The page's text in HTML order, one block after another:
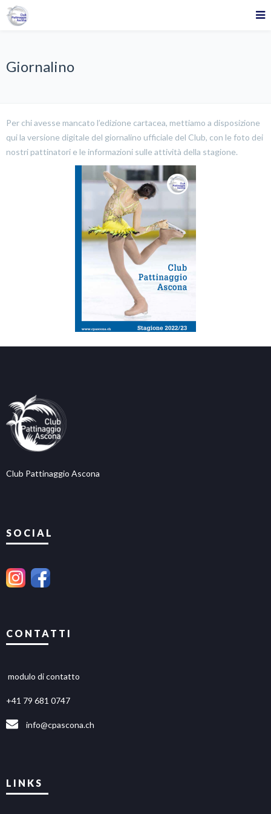
Giornalino
Per chi avesse mancato l’edizione cartacea, mettiamo a disposizione
qui la versione digitale del giornalino ufficiale del Club, con le foto dei
nostri pattinatori e le informazioni sulle attività della stagione.
Club Pattinaggio Ascona
SOCIAL
CONTATTI
modulo di contatto
+41 79 681 0747
info@cpascona.ch
LINKS